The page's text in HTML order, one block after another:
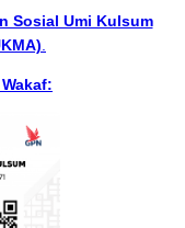
Sosial Umi Kulsum